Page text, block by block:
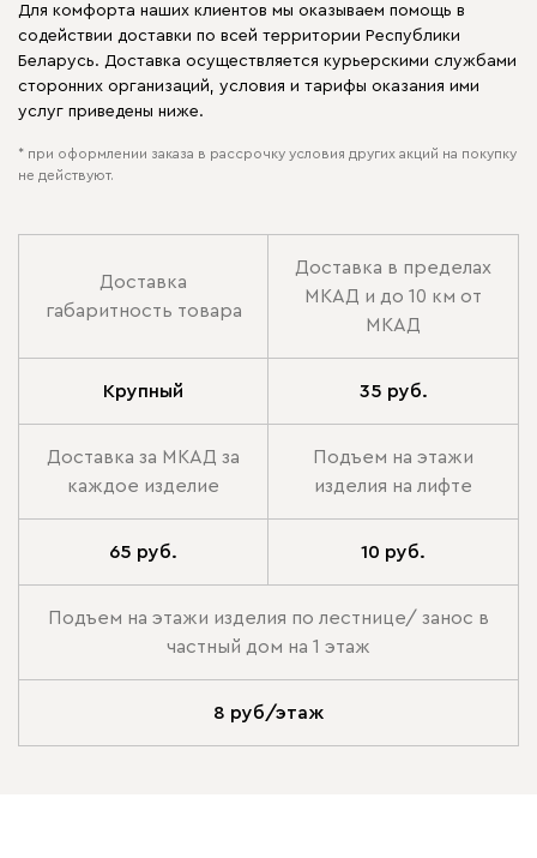
Для комфорта наших клиентов мы оказываем помощь в
содействии доставки по всей территории Республики
Беларусь. Доставка осуществляется курьерскими службами
сторонних организаций, условия и тарифы оказания ими
услуг приведены ниже.
* при оформлении заказа в рассрочку условия других акций на покупку
не действуют.
Доставка
габаритность товара
Доставка в пределах
МКАД и до 10 км от
МКАД
Крупный 35 руб.
Доставка за МКАД за
каждое изделие
Подъем на этажи
изделия на лифте
65 руб. 10 руб.
Подъем на этажи изделия по лестнице/ занос в
частный дом на 1 этаж
8 руб/этаж